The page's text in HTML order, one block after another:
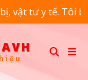
biết bạn có
h i ệ u